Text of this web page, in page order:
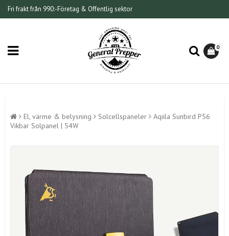
Fri frakt från 990:-Företag & Offentlig sektor
0
El, värme & belysning Solcellspaneler
Aqiila Sunbird P56
Vikbar Solpanel | 54W